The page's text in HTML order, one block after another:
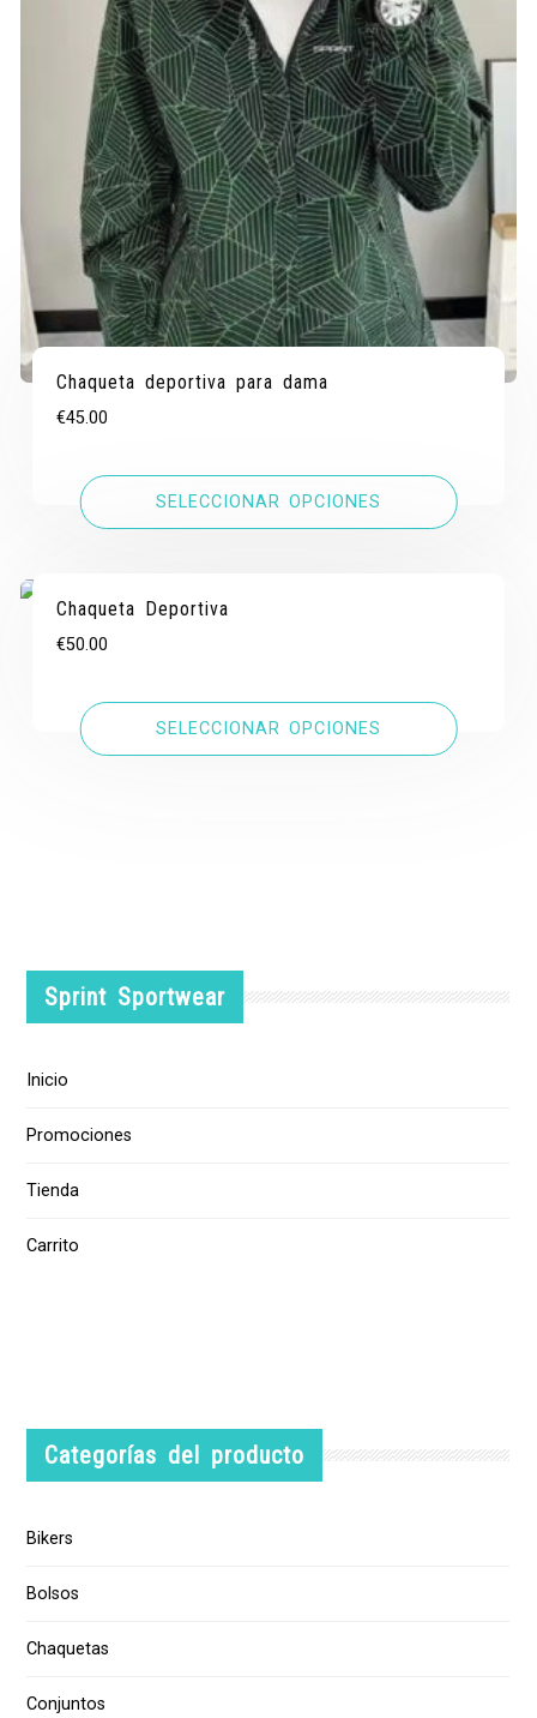
Chaqueta deportiva para dama
€45.00
SELECCIONAR OPCIONES
Chaqueta Deportiva
€50.00
SELECCIONAR OPCIONES
Sprint Sportwear
Inicio
Promociones
Tienda
Carrito
Categorías del producto
Bikers
Bolsos
Chaquetas
Conjuntos